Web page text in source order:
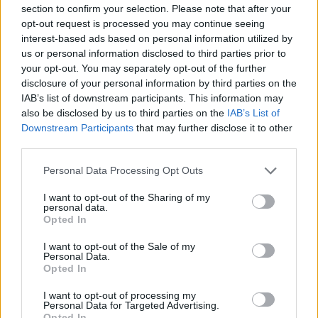
section to confirm your selection. Please note that after your
opt-out request is processed you may continue seeing
interest-based ads based on personal information utilized by
us or personal information disclosed to third parties prior to
your opt-out. You may separately opt-out of the further
disclosure of your personal information by third parties on the
IAB’s list of downstream participants. This information may
also be disclosed by us to third parties on the IAB’s List of
Downstream Participants that may further disclose it to other
Personal Data Processing Opt Outs
I want to opt-out of the Sharing of my
personal data.
Opted In
I want to opt-out of the Sale of my
Personal Data.
Opted In
I want to opt-out of processing my
Personal Data for Targeted Advertising.
špatně načasovaným renovacím
7.7.2026 | PRAHA ( Ekolist.cz
Diskuse: 2
Majitelé rodinných domů, kteří
se chystají na rekonstrukci,
získali od letošního května
nový nástroj, který jim má
pomoci vyhnout se zbytečným
chybám a špatně načasovaným investicím. Ministerstvo životního
prostředí letos připravilo systém renovačních pasů, které mají
sloužit jako efektivní plán modernizace domu a usnadnit cestu k
Jak čápi přežili horka a bouřky? Zapojte se do
sledování hnízd
Mláďata čápů v celém Česku
musela v minulých dnech čelit
bouřky a lijáky. Česká
společnost ornitologická (ČSO) vyzývá veřejnost, aby se zapojila do